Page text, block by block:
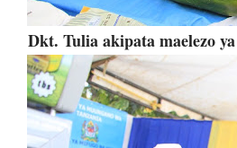
Dkt. Tulia akipata maelezo